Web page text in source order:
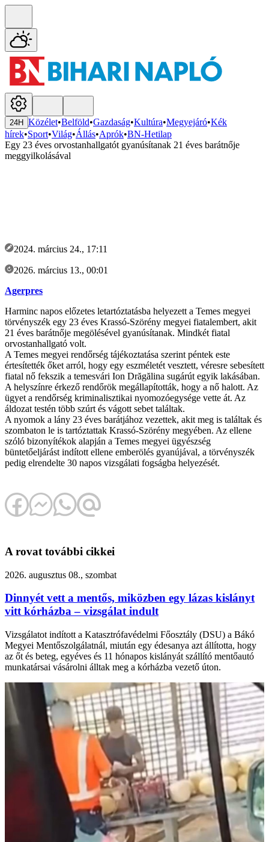
24H Közélet•Belföld•Gazdaság•Kultúra•Megyejáró•Kék
hírek•Sport•Világ•Állás•Aprók•BN-Hetilap
Egy 23 éves orvostanhallgatót gyanúsítanak 21 éves barátnője
meggyilkolásával
2024. március 24., 17:11
2026. március 13., 00:01
Agerpres
Harminc napos előzetes letartóztatásba helyezett a Temes megyei
törvényszék egy 23 éves Krassó-Szörény megyei fiatalembert, akit
21 éves barátnője megölésével gyanúsítanak. Mindkét fiatal
orvostanhallgató volt.
A Temes megyei rendőrség tájékoztatása szerint péntek este
értesítették őket arról, hogy egy eszméletét vesztett, véresre sebesített
fiatal nő fekszik a temesvári Ion Drăgălina sugárút egyik lakásában.
A helyszínre érkező rendőrök megállapították, hogy a nő halott. Az
ügyet a rendőrség kriminalisztikai nyomozóegysége vette át. Az
áldozat testén több szúrt és vágott sebet találtak.
A nyomok a lány 23 éves barátjához vezettek, akit meg is találtak és
szombaton le is tartóztattak Krassó-Szörény megyében. Az ellene
szóló bizonyítékok alapján a Temes megyei ügyészség
büntetőeljárást indított ellene emberölés gyanújával, a törvényszék
pedig elrendelte 30 napos vizsgálati fogságba helyezését.
A rovat további cikkei
2026. augusztus 08., szombat
Dinnyét vett a mentős, miközben egy lázas kislányt
vitt kórházba – vizsgálat indult
Vizsgálatot indított a Katasztrófavédelmi Főosztály (DSU) a Bákó
Megyei Mentőszolgálatnál, miután egy édesanya azt állította, hogy
az őt és beteg, egyéves és 11 hónapos kislányát szállító mentőautó
munkatársai vásárolni álltak meg a kórházba vezető úton.